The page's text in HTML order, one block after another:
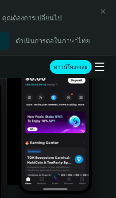
คุณต้องการเปลี่ยนไป
ดำเนินการต่อในภาษาไทย
ดาวน์โหลดเลย